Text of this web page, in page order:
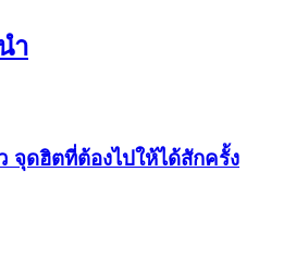
ำ
จุดฮิตที่ต้องไปให้ได้สักครั้ง